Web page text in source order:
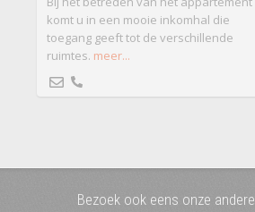
komt u in een mooie inkomhal die
toegang geeft tot de verschillende
ruimtes. meer...
Bezoek ook eens onze andere